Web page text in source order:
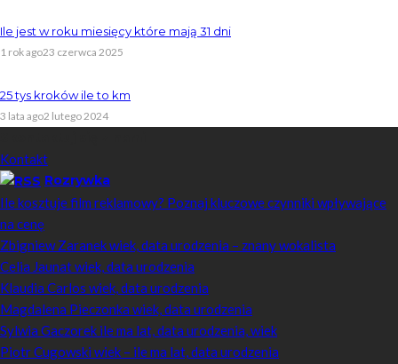
Ile jest w roku miesięcy które mają 31 dni
1 rok ago23 czerwca 2025
25 tys kroków ile to km
3 lata ago2 lutego 2024
Kontakt
Rozrywka
Ile kosztuje film reklamowy? Poznaj kluczowe czynniki wpływające
na cenę
Zbigniew Zaranek wiek, data urodzenia – znany wokalista
Celia Jaunat wiek, data urodzenia
Klaudia Carlos wiek, data urodzenia
Magdalena Pieczonka wiek, data urodzenia
Sylwia Gaczorek ile ma lat, data urodzenia, wiek
Piotr Cugowski wiek – ile ma lat, data urodzenia